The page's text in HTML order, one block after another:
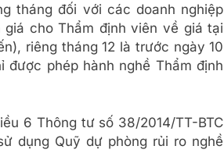
tháng đối với các doanh nghiệp
cho Thẩm định viên về giá tại
riêng tháng 12 là trước ngày 10
phép hành nghề Thẩm định
6 Thông tư số 38/2014/TT-BTC
dụng Quỹ dự phòng rủi ro nghề